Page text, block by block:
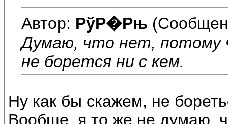
Автор: РўР�Рњ
Думаю, что нет, потому
не борется ни с кем.
Ну как бы скажем, не
Вообще, я то же не думаю,